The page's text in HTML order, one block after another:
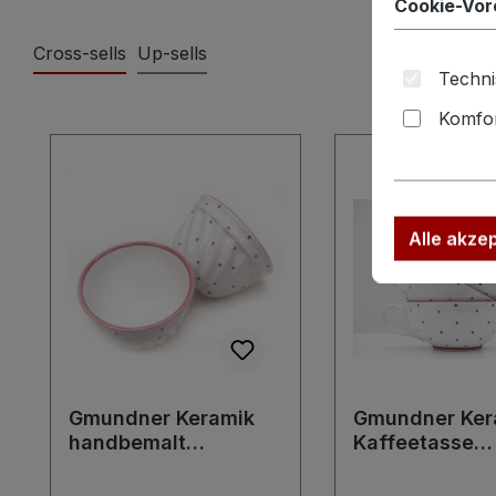
Cross-sells Up-sells
Gmundner Keramik
handbemalt
Gmundner
Kaffeetasse
Cookie-
Alle